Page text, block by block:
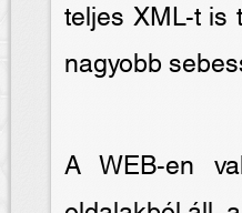
teljes XML-t is
nagyobb
A WEB-en